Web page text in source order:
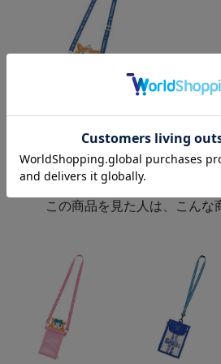
マン
¥3,000 (税込)
この商品を見た人は、こんな